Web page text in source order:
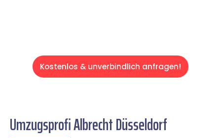
Kostenlos & unverbindlich anfragen!
Umzugsprofi Albrecht Düsseldorf